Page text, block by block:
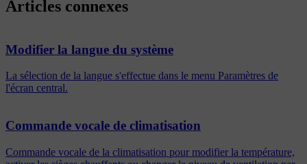
Articles connexes
Modifier la langue du système
La sélection de la langue s'effectue dans le menu Paramètres de
l'écran central.
Commande vocale de climatisation
Commande vocale de la climatisation pour modifier la température,